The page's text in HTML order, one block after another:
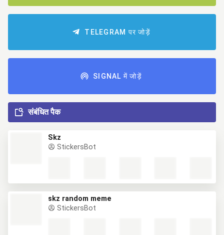
TELEGRAM पर जोड़ें
SIGNAL में जोड़ें
संबंधित पैक
Skz
StickersBot
skz random meme
StickersBot